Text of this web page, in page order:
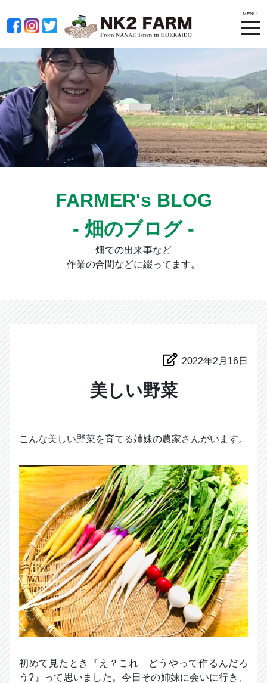
MENU
FARMER's BLOG
- 畑のブログ -
畑での出来事など
作業の合間などに綴ってます。
2022年2月16日
美しい野菜
こんな美しい野菜を育てる姉妹の農家さんがいます。
初めて見たとき『え？これ どうやって作るんだろ
う?』って思いました。今日その姉妹に会いに行き、